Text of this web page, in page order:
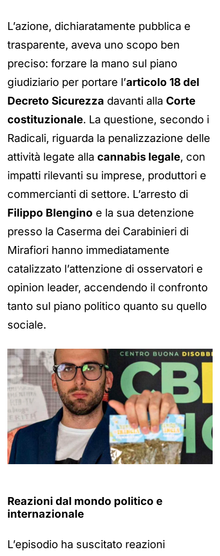
L’azione, dichiaratamente pubblica e
trasparente, aveva uno scopo ben
preciso: forzare la mano sul piano
giudiziario per portare l’articolo 18 del
Decreto Sicurezza davanti alla Corte
costituzionale. La questione, secondo i
Radicali, riguarda la penalizzazione delle
attività legate alla cannabis legale, con
impatti rilevanti su imprese, produttori e
commercianti di settore. L’arresto di
Filippo Blengino e la sua detenzione
presso la Caserma dei Carabinieri di
Mirafiori hanno immediatamente
catalizzato l’attenzione di osservatori e
opinion leader, accendendo il confronto
tanto sul piano politico quanto su quello
sociale.
Reazioni dal mondo politico e
internazionale
L’episodio ha suscitato reazioni